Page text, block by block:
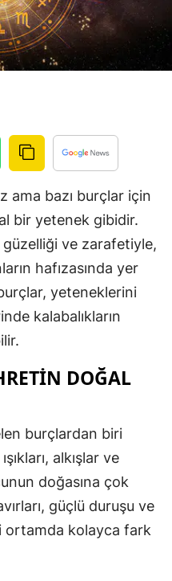
Burdur
Bursa
Çanakkale
Çorum
Denizli
Diyarbakır
Edirne
Elazığ
Eskişehir
Giresun
Hakkari
Hatay
ama bazı burçlar için
bir yetenek gibidir.
ve zarafetiyle,
hafızasında yer
yeteneklerini
kalabalıkların
DOĞAL
burçlardan biri
alkışlar ve
doğasına çok
güçlü duruşu ve
ortamda kolayca fark